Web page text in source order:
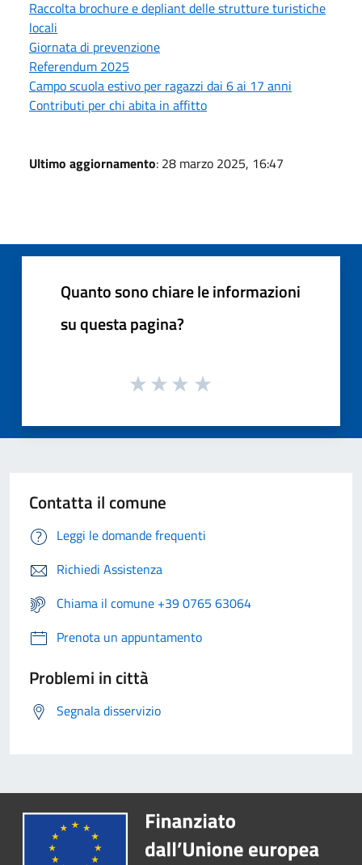
Raccolta brochure e depliant delle strutture turistiche
locali
Giornata di prevenzione
Referendum 2025
Campo scuola estivo per ragazzi dai 6 ai 17 anni
Contributi per chi abita in affitto
Ultimo aggiornamento: 28 marzo 2025, 16:47
Quanto sono chiare le informazioni
su questa pagina?
Contatta il comune
Leggi le domande frequenti
Richiedi Assistenza
Chiama il comune +39 0765 63064
Prenota un appuntamento
Problemi in città
Segnala disservizio